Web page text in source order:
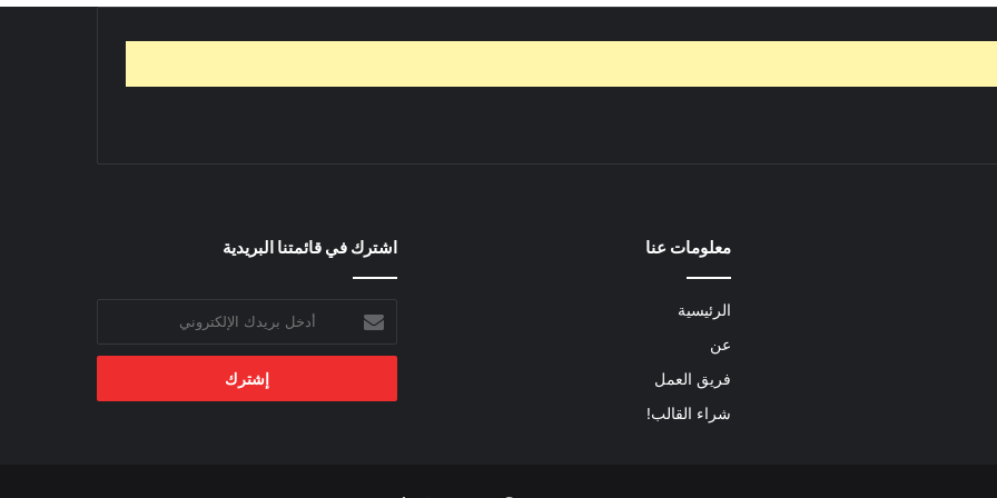
معلومات عنا
الرئيسية
عن
فريق العمل
شراء القالب!
اشترك في قائمتنا البريدية
بريدك
الإلكتروني